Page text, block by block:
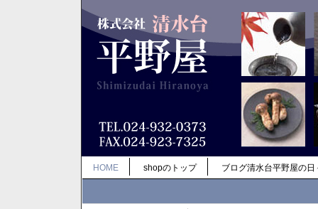
HOME shopのトップ ブログ清水台平野屋の日